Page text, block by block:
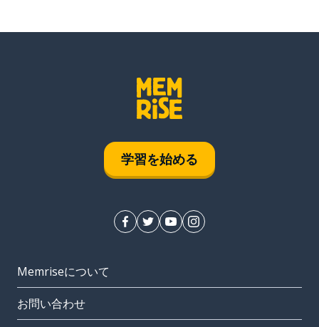
学習を始める
Memriseについて
お問い合わせ